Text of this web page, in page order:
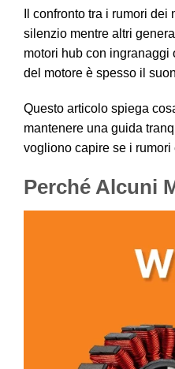
Il confronto tra i rumori
silenzio mentre altri
motori hub con ingranaggi
del motore è spesso il
Questo articolo spiega
mantenere una guida
vogliono capire se i
Perché Alcuni